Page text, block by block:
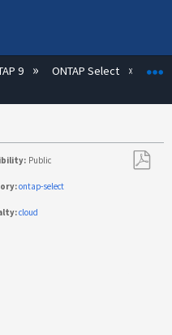
9 ONTAP Select
Public
ontap-select
cloud